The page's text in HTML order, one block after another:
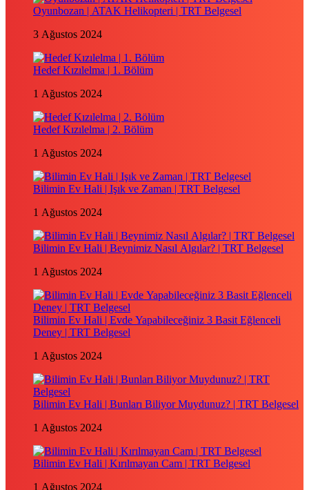
Oyunbozan | ATAK Helikopteri | TRT Belgesel
3 Ağustos 2024
Hedef Kızılelma | 1. Bölüm
1 Ağustos 2024
Hedef Kızılelma | 2. Bölüm
1 Ağustos 2024
Bilimin Ev Hali | Işık ve Zaman | TRT Belgesel
1 Ağustos 2024
Bilimin Ev Hali | Beynimiz Nasıl Algılar? | TRT Belgesel
1 Ağustos 2024
Bilimin Ev Hali | Evde Yapabileceğiniz 3 Basit Eğlenceli
Deney | TRT Belgesel
1 Ağustos 2024
Bilimin Ev Hali | Bunları Biliyor Muydunuz? | TRT Belgesel
1 Ağustos 2024
Bilimin Ev Hali | Kırılmayan Cam | TRT Belgesel
1 Ağustos 2024